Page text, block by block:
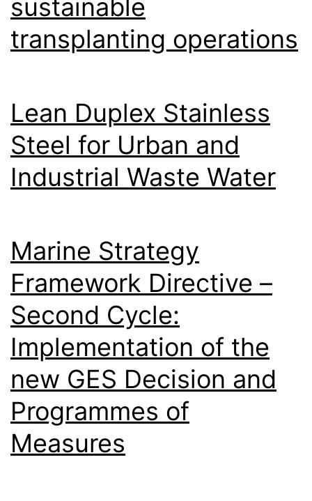
sustainable
transplanting operations
Lean Duplex Stainless
Steel for Urban and
Industrial Waste Water
Marine Strategy
Framework Directive –
Second Cycle:
Implementation of the
new GES Decision and
Programmes of
Measures